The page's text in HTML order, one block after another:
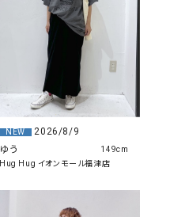
NEW
2026/8/9
ゆう
Hug Hug イオンモール福津店
149cm